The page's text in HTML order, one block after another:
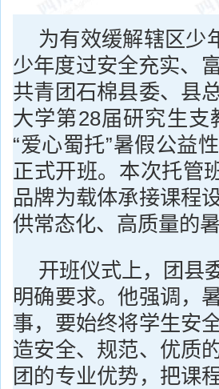
为有效缓解辖区少
少年度过安全充实、
共青团石棉县委、县
大学第28届研究生支
“爱心蜀托”暑假公益
正式开班。本次托管
品牌为载体承接课程
供常态化、高质量的
开班仪式上，团县
明确要求。他强调，
事，要始终将学生安
造安全、规范、优质
团的专业优势，把课